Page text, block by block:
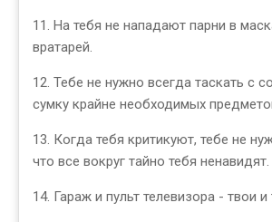
11. На тебя не нападают парни в
вратарей.
12. Тебе не нужно всегда таскать с
сумку крайне необходимых
13. Когда тебя критикуют, тебе не
что все вокруг тайно тебя ненавидят.
14. Гараж и пульт телевизора - твои и